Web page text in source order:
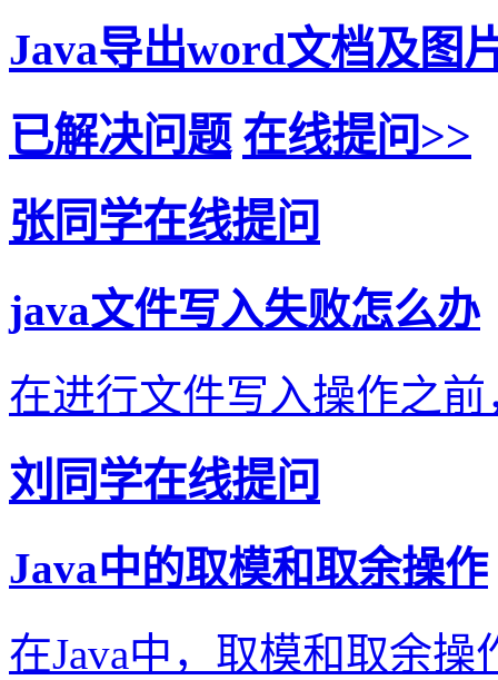
Java导出word文档及图
已解决问题 在线提问>>
张同学在线提问
java文件写入失败怎么办
在进行文件写入操作之
刘同学在线提问
Java中的取模和取余操作
在Java中，取模和取余